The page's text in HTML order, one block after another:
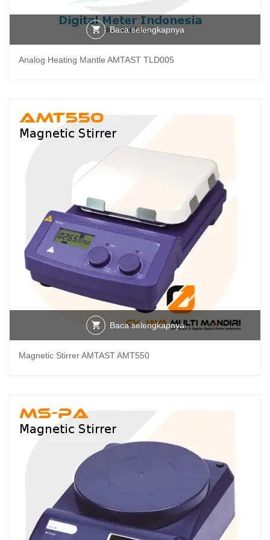
Baca selengkapnya
Analog Heating Mantle AMTAST TLD005
Baca selengkapnya
Magnetic Stirrer AMTAST AMT550